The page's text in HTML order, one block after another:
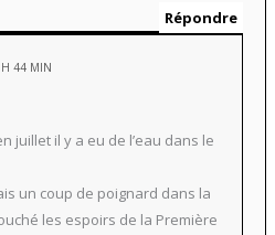
Répondre
44 MIN
juillet il y a eu de l’eau dans le
un coup de poignard dans la
les espoirs de la Première